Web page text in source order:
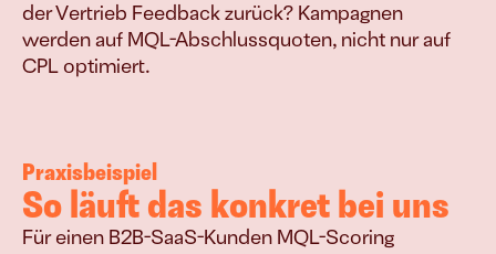
der Vertrieb Feedback zurück? Kampagnen
werden auf MQL-Abschlussquoten, nicht nur auf
CPL optimiert.
Praxisbeispiel
So läuft das konkret bei uns
Für einen B2B-SaaS-Kunden MQL-Scoring